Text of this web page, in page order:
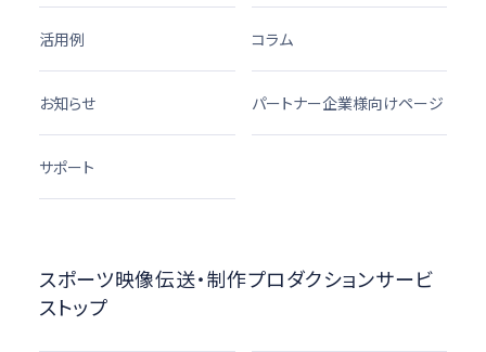
活用例 コラム
お知らせ パートナー企業様向けページ
サポート
スポーツ映像伝送・制作プロダクションサービ
ストップ